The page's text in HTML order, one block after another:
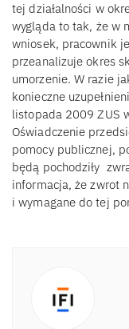
tej działalności w
wygląda to tak, że w
wniosek, pracownik
przeanalizuje okres
umorzenie. W razie
konieczne
listopada 2009 ZUS
Oświadczenie
pomocy publicznej,
będą pochodziły
informacja, że zwrot
i wymagane do tej